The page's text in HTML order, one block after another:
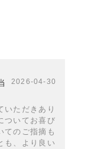
2026-04-30
いただきあり
ついてお喜び
てのご指摘も
も、より良い